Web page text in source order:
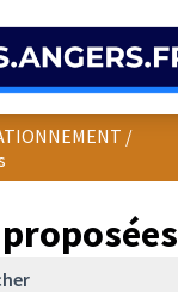
/